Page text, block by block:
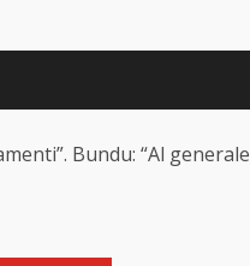
Bundu: “Al generale